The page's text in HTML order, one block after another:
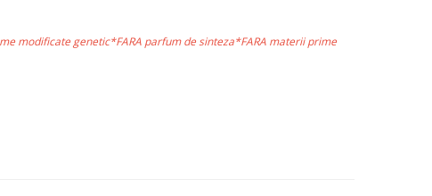
modificate genetic*FARA parfum de sinteza*FARA materii prime